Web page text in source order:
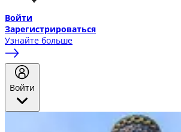
авиакомпании Эмирейтс и теперь flydubai.
Войти
Зарегистрироваться
Узнайте больше
Войти